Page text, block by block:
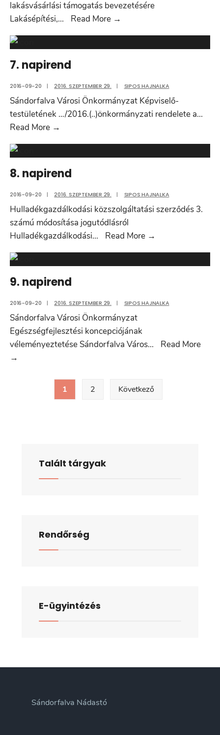
lakásvásárlási támogatás bevezetésére
Lakásépítési,... Read More →
7. napirend
2016-09-20 | 2016. SZEPTEMBER 29. | SIPOS HAJNALKA
Sándorfalva Városi Önkormányzat Képviselő-
testületének …/2016.(..)önkormányzati rendelete a...
Read More →
8. napirend
2016-09-20 | 2016. SZEPTEMBER 29. | SIPOS HAJNALKA
Hulladékgazdálkodási közszolgáltatási szerződés 3.
számú módosítása jogutódlásról
Hulladékgazdálkodási... Read More →
9. napirend
2016-09-20 | 2016. SZEPTEMBER 29. | SIPOS HAJNALKA
Sándorfalva Városi Önkormányzat
Egészségfejlesztési koncepciójának
véleményeztetése Sándorfalva Város...
Read More
→
Bejegyzések
1 2 Következő
Talált tárgyak
Rendőrség
E-ügyintézés
Sándorfalva Nádastó